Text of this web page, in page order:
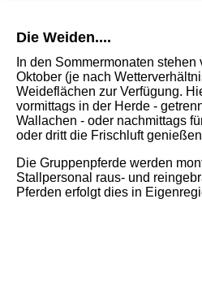
Die Weiden....
In den Sommermonaten
Oktober (je nach
Weideflächen zur Verfügung.
vormittags in der Herde -
Wallachen - oder nachmittags
oder dritt die Frischluft
Die Gruppenpferde werden
Stallpersonal raus- und
Pferden erfolgt dies in